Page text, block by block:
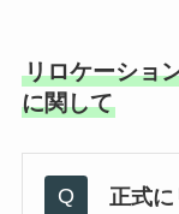
リロケーショ
に関して
正式